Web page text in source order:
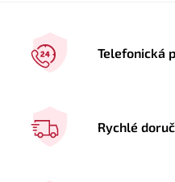
Telefonická
Rychlé